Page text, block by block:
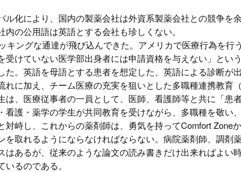
化により、国内の製薬会社は外資系製薬会社との競争を
の公用語は英語とする会社も珍しくない。
キングな通達が飛び込んできた。アメリカで医療行為を行
受けていない医学部出身者には申請資格を与えない」とい
た。英語を母語とする患者を想定した、英語による診断が
に加え、チーム医療の充実を狙いとした多職種連携教育
は、医療従事者の一員として、医師、看護師等と共に「患
看護・薬学の学生が共同教育を受けながら、多職種を敬い
峙し、これからの薬剤師は、勇気を持ってComfort Zone
を取れるようにならなければならない。病院薬剤師、調剤
はあるが、従来のような論文の読み書きだけ出来ればよい
るのである。